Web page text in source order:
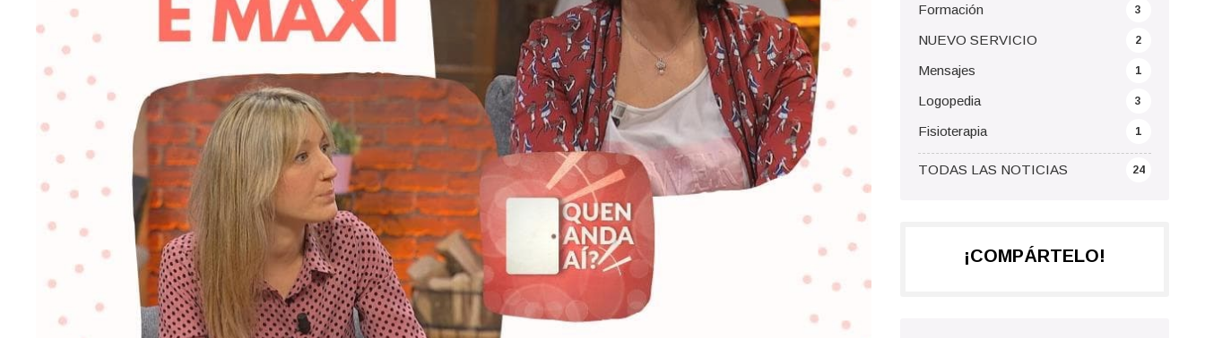
TODAS LAS NOTICIAS 24
Formación 3
NUEVO SERVICIO 2
Mensajes 1
Logopedia 3
Fisioterapia 1
¡COMPÁRTELO!